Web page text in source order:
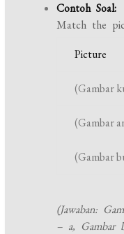
Contoh Soal:
Match the
Picture
(Gambar
(Gambar
(Gambar
(Jawaban:
– a, Gambar